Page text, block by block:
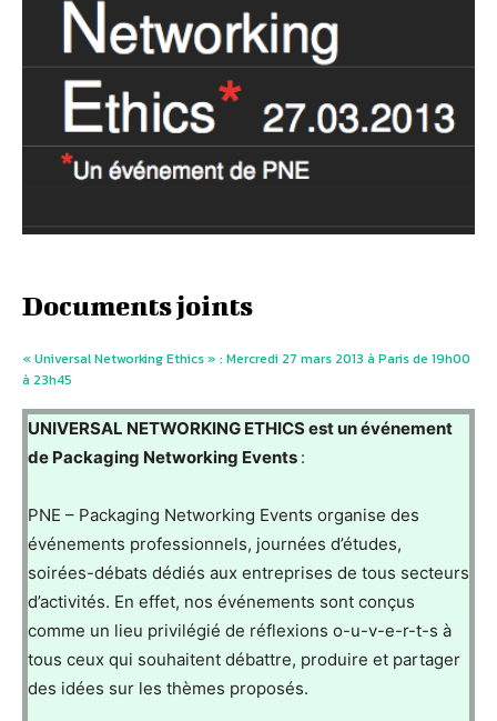
Documents joints
« Universal Networking Ethics » : Mercredi 27 mars 2013 à Paris de 19h00
à 23h45
UNIVERSAL NETWORKING ETHICS est un événement
de Packaging Networking Events :
PNE – Packaging Networking Events organise des
événements professionnels, journées d’études,
soirées-débats dédiés aux entreprises de tous secteurs
d’activités. En effet, nos événements sont conçus
comme un lieu privilégié de réflexions o-u-v-e-r-t-s à
tous ceux qui souhaitent débattre, produire et partager
des idées sur les thèmes proposés.